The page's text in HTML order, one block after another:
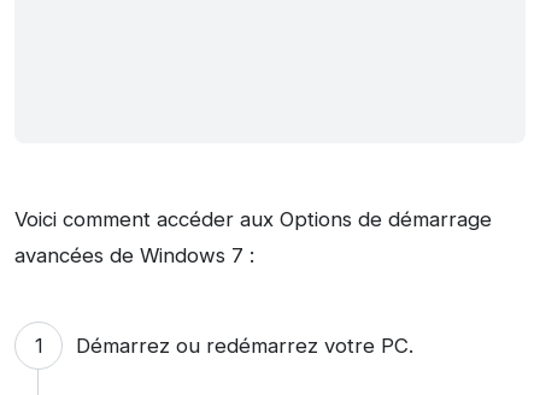
Voici comment accéder aux Options de démarrage
avancées de Windows 7 :
Démarrez ou redémarrez votre PC.